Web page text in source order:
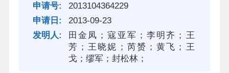
2013104364229
2013-09-23
田金凤；寇亚军；李明齐；王
芳；王晓妮；芮赟；黄飞；王
戈；缪军；封松林；